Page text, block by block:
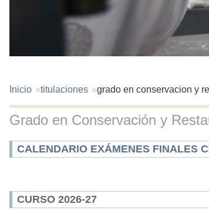
You
here:
Inicio titulaciones grado en conservacion y
Grado en Conservación y
CALENDARIO EXÁMENES FINALES
CURSO 2026-27